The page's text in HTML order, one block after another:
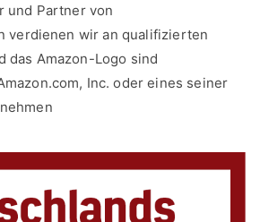
und Partner von
verdienen wir an qualifizierten
das Amazon-Logo sind
Inc. oder eines seiner